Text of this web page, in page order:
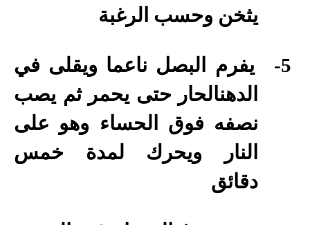
يثخن وحسب الرغبة
5-
يفرم البصل ناعما ويقلى في
الدهنالحار حتى يحمر ثم يصب
نصفه فوق الحساء وهو على
النار ويحرك لمدة خمس
دقائق